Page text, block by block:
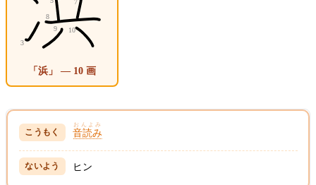
「浜」 — 10 画
音読み
おんよみ
ヒン